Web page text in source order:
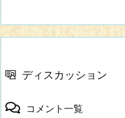
ディスカッション
コメント一覧